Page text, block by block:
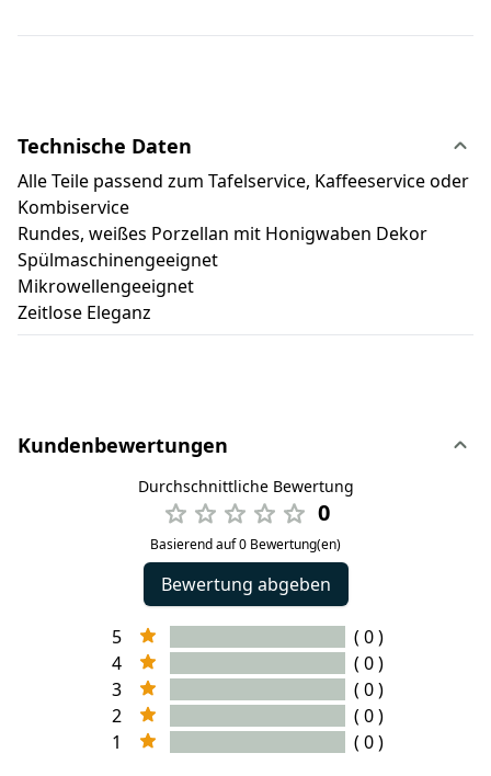
Technische Daten
Alle Teile passend zum Tafelservice, Kaffeeservice oder
Kombiservice
Rundes, weißes Porzellan mit Honigwaben Dekor
Spülmaschinengeeignet
Mikrowellengeeignet
Zeitlose Eleganz
Kundenbewertungen
Durchschnittliche Bewertung
0
Basierend auf 0 Bewertung(en)
Bewertung abgeben
5
( 0 )
4
( 0 )
3
( 0 )
2
( 0 )
1
( 0 )